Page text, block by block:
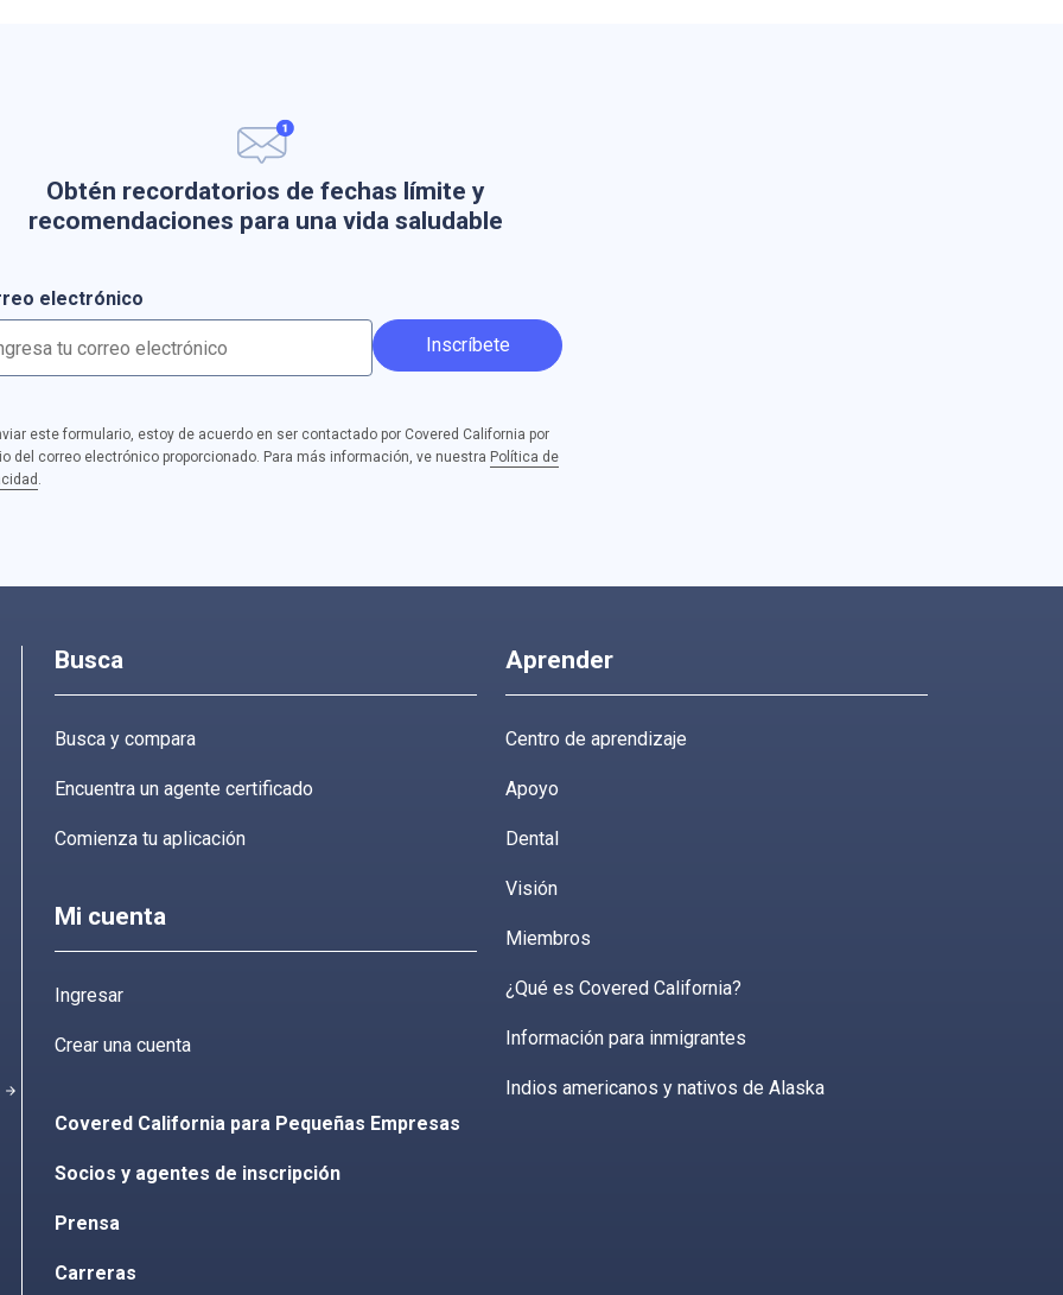
Obtén recordatorios de fechas límite y
recomendaciones para una vida saludable
electrónico
Inscríbete
este formulario, estoy de acuerdo en ser contactado por Covered California por
del correo electrónico proporcionado. Para más información, ve nuestra Política de
.
arrow_forward
Busca
Busca y compara
Encuentra un agente certificado
Comienza tu aplicación
Mi cuenta
Ingresar
Crear una cuenta
Covered California para Pequeñas Empresas
Socios y agentes de inscripción
Prensa
Carreras
Aprender
Centro de aprendizaje
Apoyo
Dental
Visión
Miembros
¿Qué es Covered California?
Información para inmigrantes
Indios americanos y nativos de Alaska